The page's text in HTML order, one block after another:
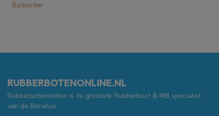
Backorder
RUBBERBOTENONLINE.NL
Rubberbotenonline is de grootste Rubberboot & RIB specialist
van de Benelux.